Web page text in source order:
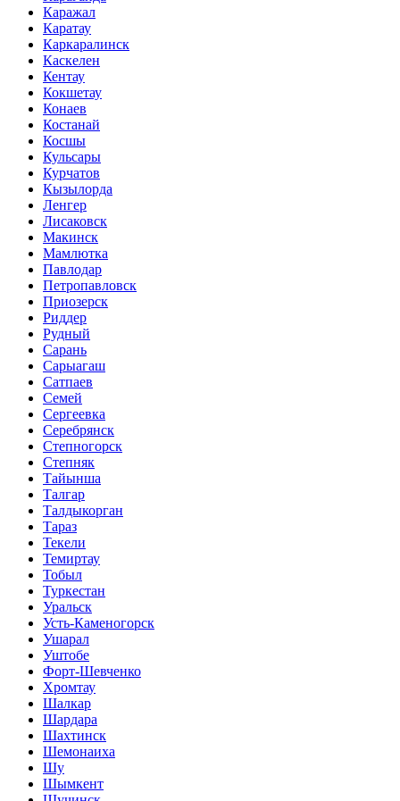
Каражал
Каратау
Каркаралинск
Каскелен
Кентау
Кокшетау
Конаев
Костанай
Косшы
Кульсары
Курчатов
Кызылорда
Ленгер
Лисаковск
Макинск
Мамлютка
Павлодар
Петропавловск
Приозерск
Риддер
Рудный
Сарань
Сарыагаш
Сатпаев
Семей
Сергеевка
Серебрянск
Степногорск
Степняк
Тайынша
Талгар
Талдыкорган
Тараз
Текели
Темиртау
Тобыл
Туркестан
Уральск
Усть-Каменогорск
Ушарал
Уштобе
Форт-Шевченко
Хромтау
Шалкар
Шардара
Шахтинск
Шемонаиха
Шу
Шымкент